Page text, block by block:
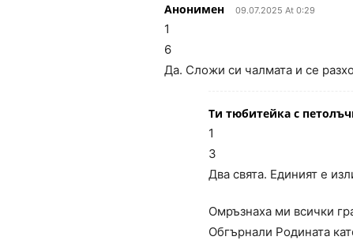
Анонимен 09.07.2025 At 0:29
1
6
Да. Сложи си чалмата и се
Ти тюбитейка с
1
3
Два свята. Единият е
Омръзнаха ми всички
Обгърнали Родината